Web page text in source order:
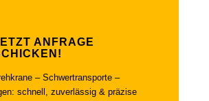
ANFRAGE
– Schwertransporte –
schnell, zuverlässig & präzise